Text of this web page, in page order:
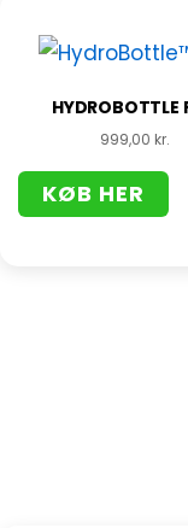
HYDROBOTTLE
999,00 kr.
KØB HER